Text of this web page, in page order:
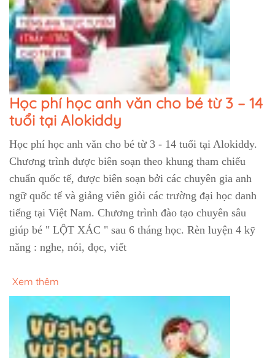
Học phí học anh văn cho bé từ 3 – 14
tuổi tại Alokiddy
Học phí học anh văn cho bé từ 3 - 14 tuổi tại Alokiddy.
Chương trình được biên soạn theo khung tham chiếu
chuẩn quốc tế, được biên soạn bởi các chuyên gia anh
ngữ quốc tế và giảng viên giỏi các trường đại học danh
tiếng tại Việt Nam. Chương trình đào tạo chuyên sâu
giúp bé " LỘT XÁC " sau 6 tháng học. Rèn luyện 4 kỹ
năng : nghe, nói, đọc, viết
Xem thêm